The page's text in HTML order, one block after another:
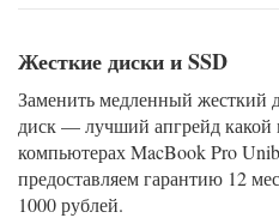
Жесткие диски и SSD
Заменить медленный жесткий
диск — лучший апгрейд какой
компьютерах MacBook Pro
предоставляем гарантию 12
1000 рублей.